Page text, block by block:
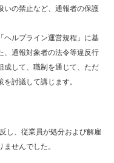
いの禁止など、通報者の保護
ヘルプライン運営規程」に基
、通報対象者の法令等違反行
成して、職制を通じて、ただ
討議して講じます。
し、従業員が処分および解雇
せんでした。